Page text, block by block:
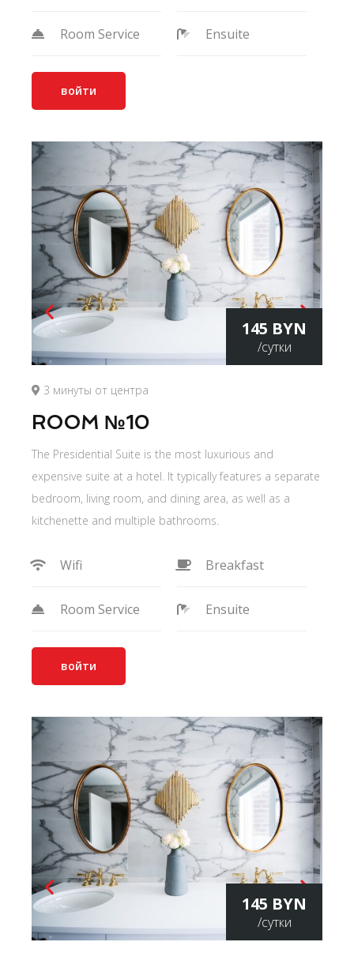
Room Service Ensuite
войти
145 BYN
/сутки
3 минуты от центра
ROOM №10
The Presidential Suite is the most luxurious and
expensive suite at a hotel. It typically features a separate
bedroom, living room, and dining area, as well as a
kitchenette and multiple bathrooms.
Wifi Breakfast
Room Service Ensuite
войти
145 BYN
/сутки